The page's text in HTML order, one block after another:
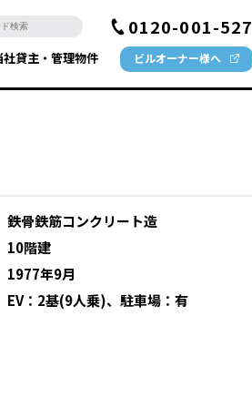
0120-001-527
社貸主・管理物件 ビルオーナー様へ
鉄骨鉄筋コンクリート造
10階建
1977年9月
EV：2基(9人乗)、駐車場：有